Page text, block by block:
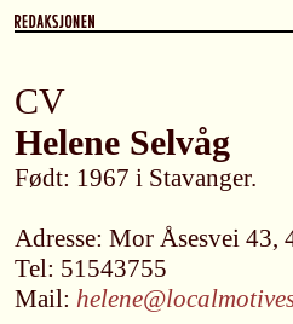
CV
Helene Selvåg
Født: 1967 i Stavanger.
Adresse: Mor Åsesvei 43,
Tel: 51543755
Mail: